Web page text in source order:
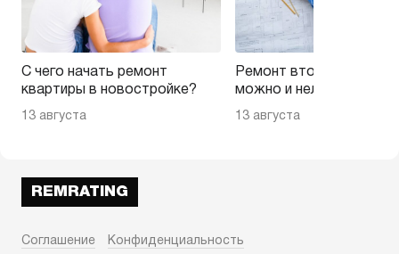
С чего начать ремонт
квартиры в новостройке?
13 августа
Ремонт вторички — на
можно и нельзя
13 августа
REMRATING
Соглашение Конфиденциальность